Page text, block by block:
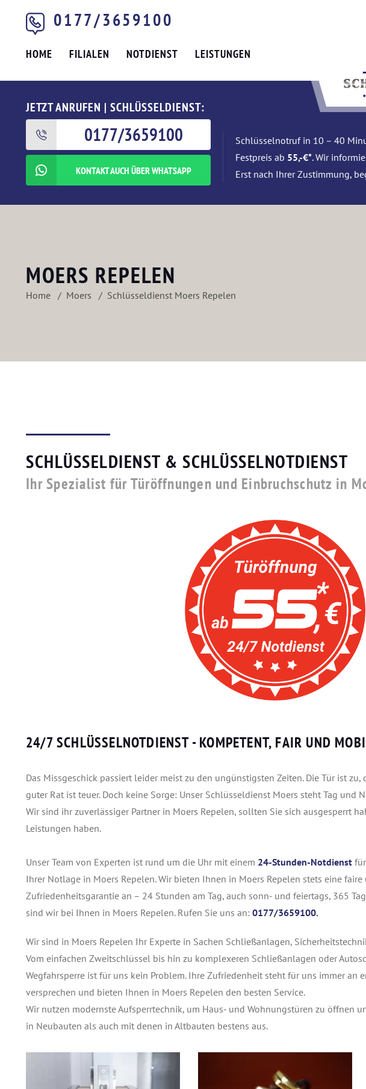
0177/3659100
HOME FILIALEN NOTDIENST LEISTUNGEN
JETZT ANRUFEN | SCHLÜSSELDIENST:
0177/3659100
KONTAKT AUCH ÜBER WHATSAPP
Schlüsselnotruf in 10 – 40
Festpreis ab 55,-€*. Wir
Erst nach Ihrer Zustimmung,
MOERS REPELEN
Home Moers Schlüsseldienst Moers Repelen
SCHLÜSSELDIENST & SCHLÜSSELNOTDIENST
Ihr Spezialist für Türöffnungen und Einbruchschutz in
24/7 SCHLÜSSELNOTDIENST- KOMPETENT, FAIR UND
Das Missgeschick passiert leider meist zu den ungünstigsten Zeiten. Die Tür ist
guter Rat ist teuer. Doch keine Sorge: Unser Schlüsseldienst Moers steht Tag und
Wir sind ihr zuverlässiger Partner in Moers Repelen, sollten Sie sich ausgesperrt
Leistungen haben.
Unser Team von Experten ist rund um die Uhr mit einem 24-Stunden-Notdienst
Ihrer Notlage in Moers Repelen. Wir bieten Ihnen in Moers Repelen stets eine
Zufriedenheitsgarantie an – 24 Stunden am Tag, auch sonn- und feiertags, 365
sind wir bei Ihnen in Moers Repelen. Rufen Sie uns an: 0177/3659100.
Wir sind in Moers Repelen Ihr Experte in Sachen Schließanlagen,
Vom einfachen Zweitschlüssel bis hin zu komplexeren Schließanlagen oder
Wegfahrsperre ist für uns kein Problem. Ihre Zufriedenheit steht für uns immer an
versprechen und bieten Ihnen in Moers Repelen den besten Service.
Wir nutzen modernste Aufsperrtechnik, um Haus- und Wohnungstüren zu öffnen
in Neubauten als auch mit denen in Altbauten bestens aus.